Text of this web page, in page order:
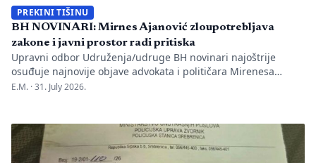
PREKINI TIŠINU
BH NOVINARI: Mirnes Ajanović zloupotrebljava
zakone i javni prostor radi pritiska
Upravni odbor Udruženja/udruge BH novinari najoštrije
osuđuje najnovije objave advokata i političara Mirenesa
Ajanovića i kontinuiranu kampanju javnog targetiranja,
Novinara Marka Divkovića i generalnu tajnicu Borku Rudić.
Nakon ranije podnesenih krivičnih prijava i tužbi za klevetu
protiv Anise Mahmutović i odgovornih osoba […]
E.M. ·31. July 2026.